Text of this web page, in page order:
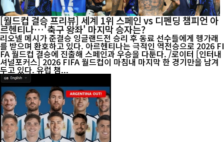
[월드컵 결승 프리뷰] 세계 1위 스페인 vs 디펜딩 챔피언 아
르헨티나…'축구 왕좌' 마지막 승자는?
리오넬 메시가 준결승 잉글랜드전 승리 후 동료 선수들에게 헹가래
를 받으며 환호하고 있다. 아르헨티나는 극적인 역전승으로 2026 FI
FA 월드컵 결승에 진출해 스페인과 우승을 다툰다. /로이터 [인터내
셔널포커스] 2026 FIFA 월드컵이 마침내 마지막 한 경기만을 남겨
두고 있다. 유럽 챔...